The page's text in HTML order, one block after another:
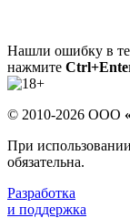
Нашли ошибку в
нажмите
© 2010-2026 ООО
При
обязательна.
Разработка
и поддержка